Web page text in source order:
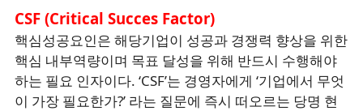
CSF (Critical Succes Factor)
핵심성공요인은 해당기업이 성공과 경쟁력 향상을 위한
핵심 내부역량이며 목표 달성을 위해 반드시 수행해야
하는 필요 인자이다. ‘CSF’는 경영자에게 ‘기업에서 무엇
이 가장 필요한가?’ 라는 질문에 즉시 떠오르는 당명 현